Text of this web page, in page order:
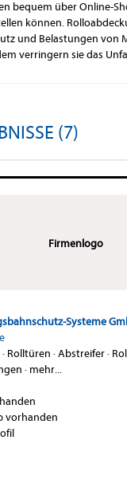
bequem über Online-
können.
und Belastungen von
verringern sie das
(7)
Firmenlogo
Systeme
· Rolltüren ·Abstreifer·
· mehr...
vorhanden